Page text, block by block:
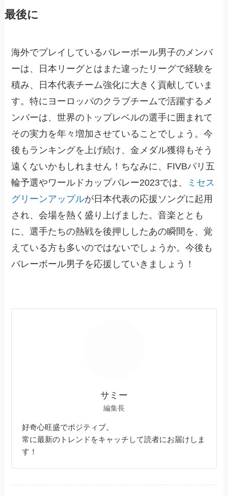
最後に
海外でプレイしているバレーボール男子のメンバ
ーは、日本リーグとはまた違ったリーグで経験を
積み、日本代表チーム強化に大きく貢献していま
す。特にヨーロッパのクラブチームで活躍するメ
ンバーは、世界のトップレベルの選手に囲まれて
その実力を年々増加させていることでしょう。今
後もランキングを上げ続け、金メダル獲得もそう
遠くないかもしれません！ちなみに、FIVBパリ五
輪予選やワールドカップバレー2023では、
ミセス
グリーンアップルが日本代表の応援ソングに起用
され、会場を熱く盛り上げました。音楽ととも
に、選手たちの熱戦を後押ししたあの瞬間を、覚
えている方も多いのではないでしょうか。今後も
バレーボール男子を応援していきましょう！
サミー
編集長
好奇心旺盛でポジティブ。
常に最新のトレンドをキャッチして読者にお届けしま
す！